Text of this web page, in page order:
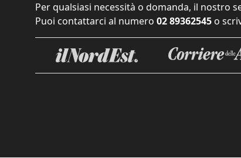
Per qualsiasi necessità o domanda, il nostro
Puoi contattarci al numero 02 89362545 o